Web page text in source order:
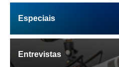
Especiais
Entrevistas